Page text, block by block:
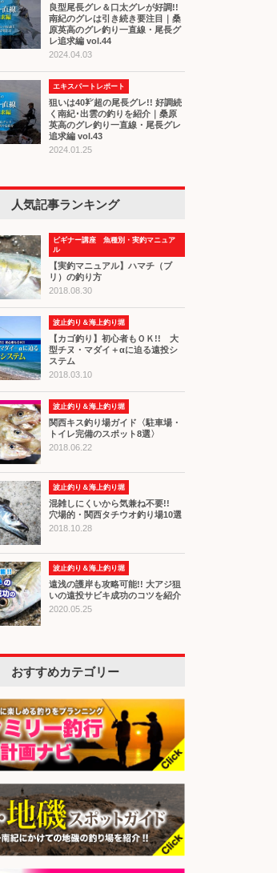
良型尾長グレ＆口太グレが好調!!
南紀のグレは引き続き要注目｜桑
原英高のグレ釣り一直線・尾長グ
レ追求編 vol.44
2024.04.03
エキスパートレポート
狙いは40㌢超の尾長グレ!! 好調続
く南紀･出雲の釣りを紹介｜桑原
英高のグレ釣り一直線・尾長グレ
追求編 vol.43
2024.01.25
人気記事ランキング
ビギナー講座 魚種別・実釣マニュア
ル
【実釣マニュアル】ハマチ（ブ
リ）の釣り方
2018.08.30
波止釣り＆海上釣り堀
【カゴ釣り】初心者もＯＫ!! 大
型チヌ・マダイ＋αに迫る遠投シ
ステム
2018.03.10
波止釣り＆海上釣り堀
関西キス釣り場ガイド〈駐車場・
トイレ完備のスポット8選〉
2018.06.22
波止釣り＆海上釣り堀
混雑しにくいから気兼ね不要!!
穴場的・関西タチウオ釣り場10選
2018.10.28
波止釣り＆海上釣り堀
遠浅の護岸も攻略可能!! 大アジ狙
いの遠投サビキ成功のコツを紹介
2020.05.25
おすすめカテゴリー